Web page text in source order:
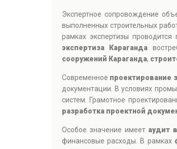
Экспертное сопровождение
выполненных строительных
рамках экспертизы
экспертиза Караганда
сооружений Караганда,
Современное проектирование
документации. В условиях
систем. Грамотное
разработка проектной
Особое значение имеет аудит
финансовые расходы. В рамках